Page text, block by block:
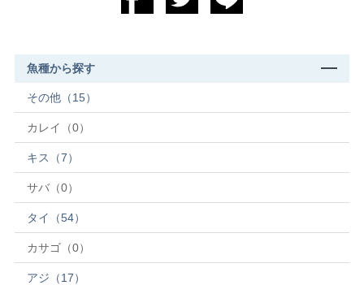
魚種から探す
その他（15）
カレイ（0）
キス（7）
サバ（0）
タイ（54）
カサゴ（0）
アジ（17）